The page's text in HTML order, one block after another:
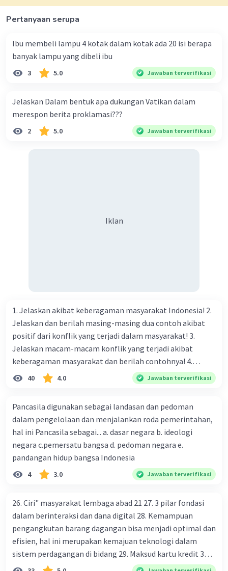
Pertanyaan serupa
Ibu membeli lampu 4 kotak dalam kotak ada 20 isi berapa
banyak lampu yang dibeli ibu
3 5.0 Jawaban terverifikasi
Jelaskan Dalam bentuk apa dukungan Vatikan dalam
merespon berita proklamasi???
2 5.0 Jawaban terverifikasi
Iklan
1. Jelaskan akibat keberagaman masyarakat Indonesia! 2.
Jelaskan dan berilah masing-masing dua contoh akibat
positif dari konflik yang terjadi dalam masyarakat! 3.
Jelaskan macam-macam konflik yang terjadi akibat
keberagaman masyarakat dan berilah contohnya! 4.
Mengapa dalam masyarakat yang memiliki keberagaman
bahasa, dan budaya. Berdasarkan pernyataan tersebut,
apa yang dapat kalian lakukan untuk menjaga
keberagaman supaya terhindar dari konflik?
40 4.0 Jawaban terverifikasi
Pancasila digunakan sebagai landasan dan pedoman
dalam pengelolaan dan menjalankan roda pemerintahan,
hal ini Pancasila sebagai... a. dasar negara b. ideologi
negara c.pemersatu bangsa d. pedoman negara e.
pandangan hidup bangsa Indonesia
4 3.0 Jawaban terverifikasi
26. Ciri" masyarakat lembaga abad 21 27. 3 pilar fondasi
dalam berinteraksi dan dana digital 28. Kemampuan
pengangkutan barang dagangan bisa menjadi optimal dan
efisien, hal ini merupakan kemajuan teknologi dalam
sistem perdagangan di bidang 29. Maksud kartu kredit 30.
Manfaat penggunaan teknologi informasi di bidang